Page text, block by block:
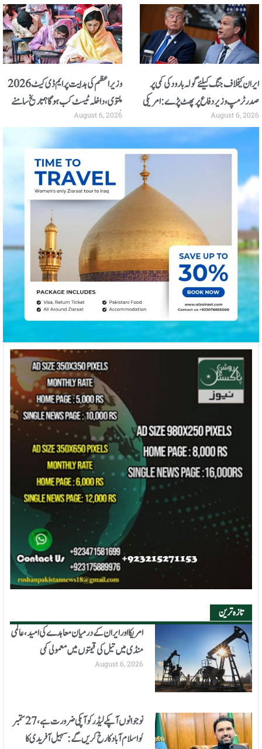
وزیراعظم کی ہدایت پر ایم ڈی کیٹ 2026
ملتوی، داخلہ ٹیسٹ کب ہوگا؟ تاریخ سامنے
آگئی
August 6, 2026
ایران کیخلاف جنگ کیلئے گولہ بارود کی کمی پر
صدر ٹرمپ وزیر دفاع پر پھٹ پڑے: امریکی
اخبار
August 6, 2026
تازہ ترین
امریکا اور ایران کے درمیان معاہدے کی امید، عالمی
منڈی میں تیل کی قیمتوں میں معمولی کمی
August 6, 2026
نوجوانوں آپکے لیڈر کو آپکی ضرورت ہے، 27 ستمبر
کو اسلام آباد کا رخ کریں گے: سہیل آفریدی کا